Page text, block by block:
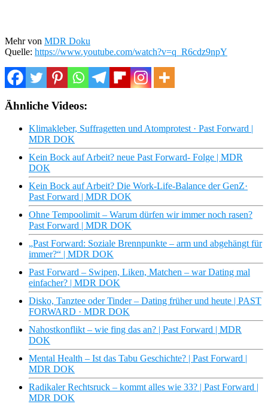
Mehr von MDR Doku
Quelle: https://www.youtube.com/watch?v=q_R6cdz9npY
Ähnliche Videos:
Klimakleber, Suffragetten und Atomprotest · Past Forward |
MDR DOK
Kein Bock auf Arbeit? neue Past Forward- Folge | MDR
DOK
Kein Bock auf Arbeit? Die Work-Life-Balance der GenZ·
Past Forward | MDR DOK
Ohne Tempoolimit – Warum dürfen wir immer noch rasen?
Past Forward | MDR DOK
„Past Forward: Soziale Brennpunkte – arm und abgehängt für
immer?“ | MDR DOK
Past Forward – Swipen, Liken, Matchen – war Dating mal
einfacher? | MDR DOK
Disko, Tanztee oder Tinder – Dating früher und heute | PAST
FORWARD · MDR DOK
Nahostkonflikt – wie fing das an? | Past Forward | MDR
DOK
Mental Health – Ist das Tabu Geschichte? | Past Forward |
MDR DOK
Radikaler Rechtsruck – kommt alles wie 33? | Past Forward |
MDR DOK